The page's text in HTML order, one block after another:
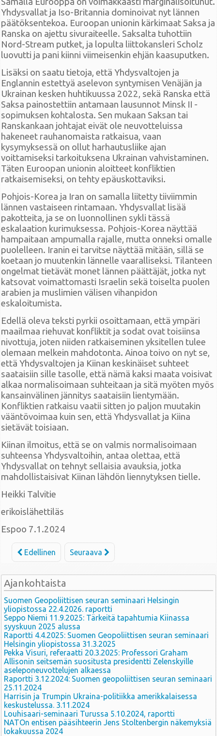
Yhdysvallat ja Iso-Britannia dominoivat nyt lännen
päätöksentekoa. Euroopan unionin kärkimaat Saksa ja
Ranska on ajettu sivuraiteelle. Saksalta tuhottiin
Nord-Stream putket, ja lopulta liittokansleri Scholz
luovutti ja pani kiinni viimeisenkin ehjän kaasuputken.
Lisäksi on saatu tietoja, että Yhdysvaltojen ja
Englannin estettyä aselevon syntymisen Venäjän ja
Ukrainan kesken huhtikuussa 2022, sekä Ranska että
Saksa painostettiin antamaan lausunnot Minsk II -
sopimuksen kohtalosta. Sen mukaan Saksan tai
Ranskankaan johtajat eivät ole neuvotteluissa
hakeneet rauhanomaista ratkaisua, vaan
kysymyksessä on ollut harhautusliike ajan
voittamiseksi tarkoituksena Ukrainan vahvistaminen.
Täten Euroopan unionin aloitteet konfliktien
ratkaisemiseksi, on tehty epäuskottaviksi.
Pohjois-Korea ja Iran on samalla liitetty tiiviimmin
lännen vastaiseen rintamaan. Yhdysvallat lisää
pakotteita, ja se on luonnollinen sykli tässä
eskalaation kurimuksessa. Pohjois-Korea näyttää
hampaitaan ampumalla rajalle, mutta onneksi omalle
puolelleen. Iranin ei tarvitse näyttää mitään, sillä se
koetaan jo muutenkin lännelle vaaralliseksi. Tilanteen
ongelmat tietävät monet lännen päättäjät, jotka nyt
katsovat voimattomasti Israelin sekä toiselta puolen
arabien ja muslimien välisen vihanpidon
eskaloitumista.
Edellä oleva teksti pyrkii osoittamaan, että ympäri
maailmaa riehuvat konfliktit ja sodat ovat toisiinsa
nivottuja, joten niiden ratkaiseminen yksitellen tulee
olemaan melkein mahdotonta. Ainoa toivo on nyt se,
että Yhdysvaltojen ja Kiinan keskinäiset suhteet
saataisiin sille tasolle, että nämä kaksi maata voisivat
alkaa normalisoimaan suhteitaan ja sitä myöten myös
kansainvälinen jännitys saataisiin lientymään.
Konfliktien ratkaisu vaatii sitten jo paljon muutakin
vääntövoimaa kuin sen, että Yhdysvallat ja Kiina
sietävät toisiaan.
Kiinan ilmoitus, että se on valmis normalisoimaan
suhteensa Yhdysvaltoihin, antaa olettaa, että
Yhdysvallat on tehnyt sellaisia avauksia, jotka
mahdollistaisivat Kiinan lähdön liennytyksen tielle.
Heikki Talvitie
erikoislähettiläs
Espoo 7.1.2024
Edellinen Seuraava
Ajankohtaista
Suomen Geopoliittisen seuran seminaari Helsingin
yliopistossa 22.4.2026. raportti
Seppo Niemi 11.9.2025: Tärkeitä tapahtumia Kiinassa
syyskuun 2025 alussa
Raportti 4.4.2025: Suomen Geopoliittisen seuran seminaari
Helsingin yliopistossa 31.3.2025
Pekka Visuri, referaatti 20.3.2025: Professori Graham
Allisonin seitsemän suositusta presidentti Zelenskyille
aseleponeuvottelujen alkaessa
Raportti 3.12.2024: Suomen geopoliittisen seuran seminaari
25.11.2024
Harrisin ja Trumpin Ukraina-politiikka amerikkalaisessa
keskustelussa. 3.11.2024
Louhisaari-seminaari Turussa 5.10.2024, raportti
NATOn entisen pääsihteerin Jens Stoltenbergin näkemyksiä
lokakuussa 2024